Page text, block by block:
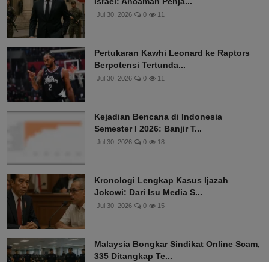
Jul 30, 2026 0 11
Pertukaran Kawhi Leonard ke Raptors
Berpotensi Tertunda...
Jul 30, 2026 0 11
Kejadian Bencana di Indonesia
Semester I 2026: Banjir T...
Jul 30, 2026 0 18
Kronologi Lengkap Kasus Ijazah
Jokowi: Dari Isu Media S...
Jul 30, 2026 0 15
Malaysia Bongkar Sindikat Online Scam,
335 Ditangkap Te...